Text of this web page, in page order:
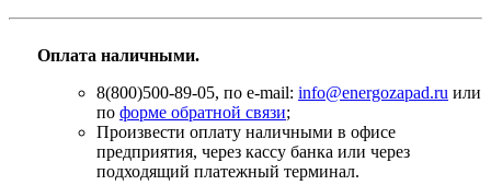
Оплата наличными.
8(800)500-89-05, по e-mail: info@energozapad.ru или
по форме обратной связи;
Произвести оплату наличными в офисе
предприятия, через кассу банка или через
подходящий платежный терминал.